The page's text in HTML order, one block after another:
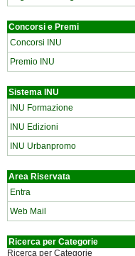
Concorsi e Premi
Concorsi INU
Premio INU
Sistema INU
INU Formazione
INU Edizioni
INU Urbanpromo
Area Riservata
Entra
Web Mail
Ricerca per Categorie
Ricerca per Categorie